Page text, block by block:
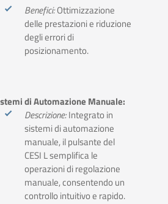
Benefici:Ottimizzazione
delle prestazioni e riduzione
degli errori di
posizionamento.
di Automazione Manuale:
Descrizione:Integrato in
sistemi di automazione
manuale, il pulsante del
CESI L semplifica le
operazioni di regolazione
manuale, consentendo un
controllo intuitivo e rapido.